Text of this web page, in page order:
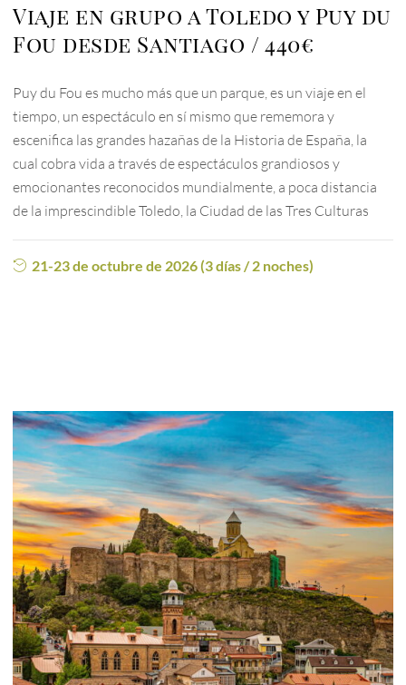
Viaje en grupo a Toledo y Puy du
Fou desde Santiago
440€
Puy du Fou es mucho más que un parque, es un viaje en el
tiempo, un espectáculo en sí mismo que rememora y
escenifica las grandes hazañas de la Historia de España, la
cual cobra vida a través de espectáculos grandiosos y
emocionantes reconocidos mundialmente, a poca distancia
de la imprescindible Toledo, la Ciudad de las Tres Culturas
21-23 de octubre de 2026 (3 días / 2 noches)